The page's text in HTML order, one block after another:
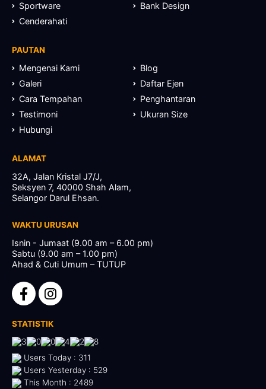
Sportware
Bank Design
Cenderahati
PAUTAN
Mengenai Kami
Blog
Galeri
Daftar Ejen
Cara Tempahan
Penghantaran
Testimoni
Ukuran Size
Hubungi
ALAMAT
32A, Jalan Kristal J7/J,
Seksyen 7, 40000 Shah Alam,
Selangor Darul Ehsan.
WAKTU URUSAN
Isnin - Jumaat (9.00 am – 6.00 pm)
Sabtu (9.00 am – 1.00 pm)
Ahad & Cuti Umum – TUTUP
STATISTIK
Users Today : 311
Users Yesterday : 529
This Month : 2489